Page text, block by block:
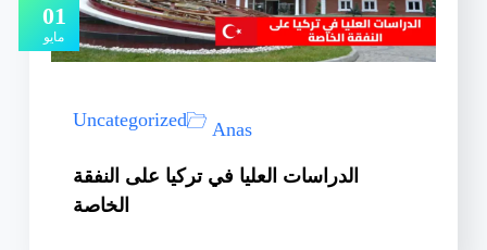
01
مايو
Anas
Uncategorized
الدراسات العليا في تركيا على النفقة
الخاصة